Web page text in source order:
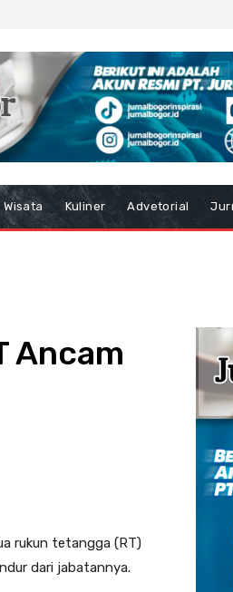
Wisata Kuliner Advetorial
Ancam
rukun tetangga (RT)
dari jabatannya.